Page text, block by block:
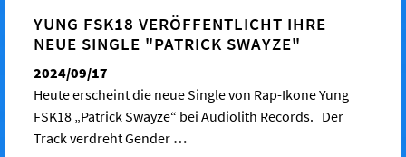
YUNG FSK18 VERÖFFENTLICHT IHRE
NEUE SINGLE "PATRICK SWAYZE"
2024/09/17
Heute erscheint die neue Single von Rap-Ikone Yung
FSK18 „Patrick Swayze“ bei Audiolith Records. Der
Track verdreht Gender …